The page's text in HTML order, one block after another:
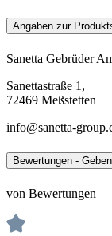
Angaben zur
Sanetta Gebrüder
Sanettastraße 1,
72469 Meßstetten
info@sanetta-
Bewertungen -
von Bewertungen